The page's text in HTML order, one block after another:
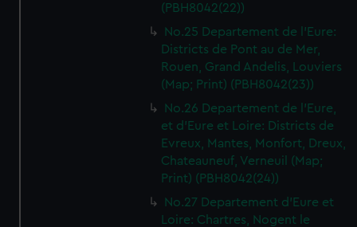
(PBH8042(22))
No.25 Departement de l'Eure:
Districts de Pont au de Mer,
Rouen, Grand Andelis, Louviers
(Map; Print) (PBH8042(23))
No.26 Departement de l'Eure,
et d'Eure et Loire: Districts de
Evreux, Mantes, Monfort, Dreux,
Chateauneuf, Verneuil (Map;
Print) (PBH8042(24))
No.27 Departement d'Eure et
Loire: Chartres, Nogent le